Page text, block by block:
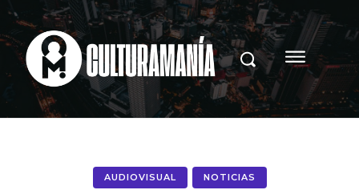
AUDIOVISUAL NOTICIAS